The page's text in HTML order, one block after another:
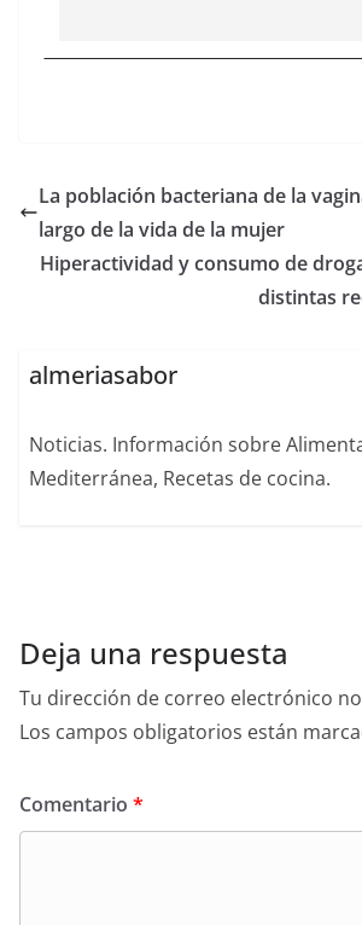
La población bacteriana de la
largo de la vida de la mujer
Hiperactividad y consumo de
distintas
almeriasabor
Noticias. Información sobre
Mediterránea, Recetas de cocina.
Deja una respuesta
Tu dirección de correo electrónico
Los campos obligatorios están
Comentario *